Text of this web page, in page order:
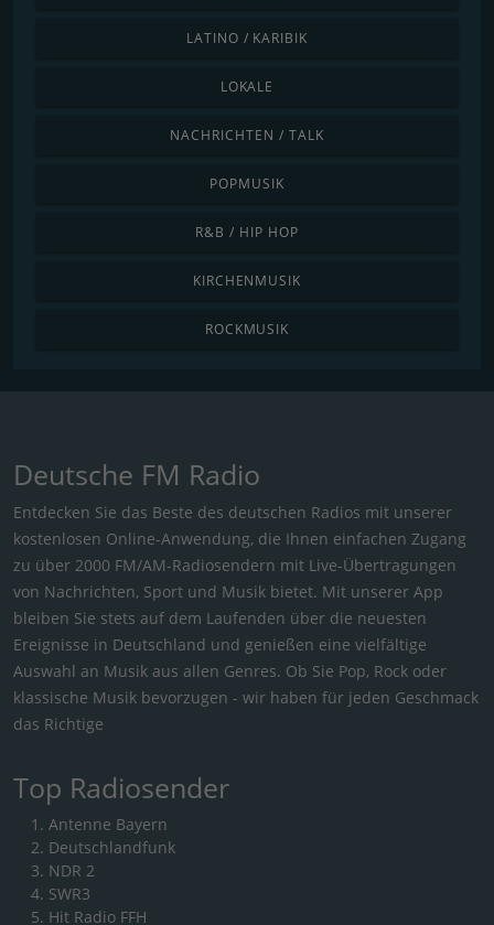
LATINO / KARIBIK
LOKALE
NACHRICHTEN / TALK
POPMUSIK
R&B / HIP HOP
KIRCHENMUSIK
ROCKMUSIK
Deutsche FM Radio
Entdecken Sie das Beste des deutschen Radios mit unserer
kostenlosen Online-Anwendung, die Ihnen einfachen Zugang
zu über 2000 FM/AM-Radiosendern mit Live-Übertragungen
von Nachrichten, Sport und Musik bietet. Mit unserer App
bleiben Sie stets auf dem Laufenden über die neuesten
Ereignisse in Deutschland und genießen eine vielfältige
Auswahl an Musik aus allen Genres. Ob Sie Pop, Rock oder
klassische Musik bevorzugen - wir haben für jeden Geschmack
das Richtige
Top Radiosender
Antenne Bayern
Deutschlandfunk
NDR 2
SWR3
Hit Radio FFH